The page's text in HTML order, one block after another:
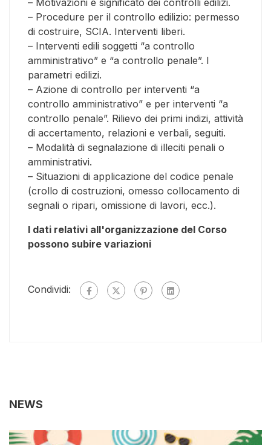
– Procedure per il controllo edilizio: permesso
di costruire, SCIA. Interventi liberi.
– Interventi edili soggetti “a controllo
amministrativo” e “a controllo penale”. I
parametri edilizi.
– Azione di controllo per interventi “a
controllo amministrativo” e per interventi “a
controllo penale”. Rilievo dei primi indizi, attività
di accertamento, relazioni e verbali, seguiti.
– Modalità di segnalazione di illeciti penali o
amministrativi.
– Situazioni di applicazione del codice penale
(crollo di costruzioni, omesso collocamento di
segnali o ripari, omissione di lavori, ecc.).
I dati relativi all'organizzazione del Corso
possono subire variazioni
Condividi:
NEWS